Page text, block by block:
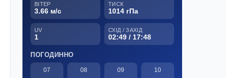
ВІТЕР
3.66 м/с
ТИСК
1014 гПа
UV
1
СХІД / ЗАХІД
02:49 / 17:48
ПОГОДИННО
07 08 09 10